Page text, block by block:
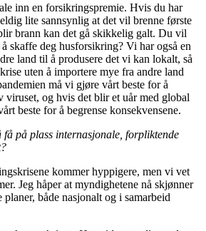
inn en forsikringspremie. Hvis du har
lite sannsynlig at det vil brenne første
brann kan det gå skikkelig galt. Du vil
skaffe deg husforsikring? Vi har også en
land til å produsere det vi kan lokalt, så
uten å importere mye fra andre land
må vi gjøre vårt beste for å
viruset, og hvis det blir et uår med global
beste for å begrense konsekvensene.
på plass internasjonale, forpliktende
kommer hyppigere, men vi vet
Jeg håper at myndighetene nå skjønner
både nasjonalt og i samarbeid